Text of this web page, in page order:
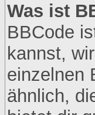
Was ist
BBCode
kannst,
einzelnen
ähnlich,